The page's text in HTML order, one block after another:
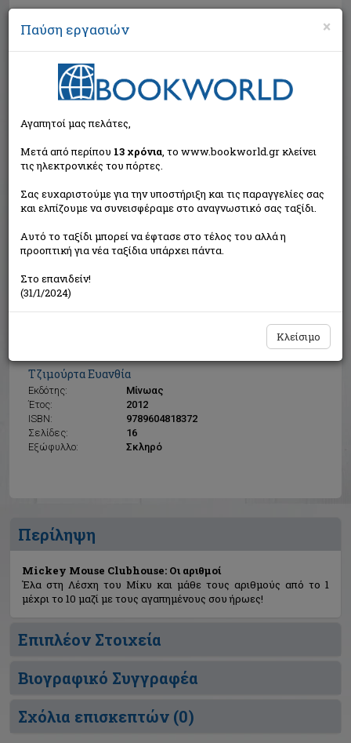
Αναζήτηση
Mickey Mouse Clubhouse: Οι αριθμοί
Τζιμούρτα Ευανθία
Εκδότης:
Μίνωας
Έτος:
2012
ISBN:
9789604818372
Σελίδες:
16
Εξώφυλλο:
Σκληρό
Εξαντλημένο από τον
εκδότη
Περίληψη
Mickey Mouse Clubhouse: Οι αριθμοί
Έλα στη Λέσχη του Μίκυ και μάθε τους αριθμούς από το 1
μέχρι το 10 μαζί με τους αγαπημένους σου ήρωες!
Επιπλέον Στοιχεία
Βιογραφικό Συγγραφέα
Σχόλια επισκεπτών (0)
×
Παύση εργασιών
Αγαπητοί μας πελάτες,
Μετά από περίπου 13 χρόνια, το www.bookworld.gr κλείνει
τις ηλεκτρονικές του πόρτες.
Σας ευχαριστούμε για την υποστήριξη και τις παραγγελίες σας
και ελπίζουμε να συνεισφέραμε στο αναγνωστικό σας ταξίδι.
Αυτό το ταξίδι μπορεί να έφτασε στο τέλος του αλλά η
προοπτική για νέα ταξίδια υπάρχει πάντα.
Στο επανιδείν!
(31/1/2024)
Κλείσιμο